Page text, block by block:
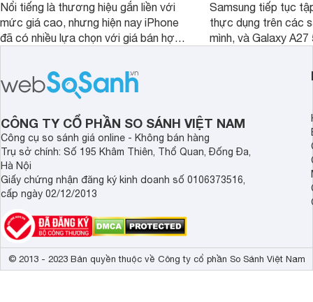
Nổi tiếng là thương hiệu gắn liền với
mức giá cao, nhưng hiện nay iPhone
đã có nhiều lựa chọn với giá bán hợp
cận sản phẩm chính hãng.
Samsung tiếp tục
thực dụng trên các
mình, và Galaxy
tới cho người dùng
lượng với nhiều
CÔNG TY CỔ PHẦN SO SÁNH VIỆT NAM
Công cụ so sánh giá online - Không bán hàng
Trụ sở chính: Số 195 Khâm Thiên, Thổ Quan, Đống Đa,
Hà Nội
Giấy chứng nhận đăng ký kinh doanh số 0106373516,
cấp ngày 02/12/2013
© 2013 - 2023 Bản quyền thuộc về Công ty cổ phần So Sánh Việt Nam